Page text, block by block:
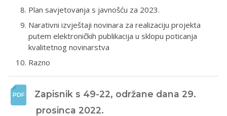
Plan savjetovanja s javnošću za 2023.
Narativni izvještaji novinara za realizaciju projekta
putem elektroničkih publikacija u sklopu poticanja
kvalitetnog novinarstva
Razno
Zapisnik s 49-22, održane dana 29.
prosinca 2022.